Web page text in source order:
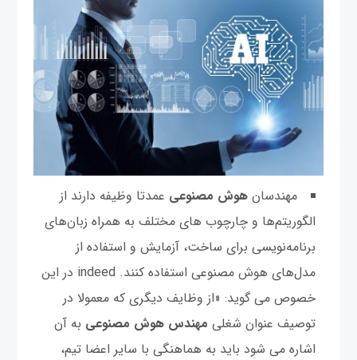
مهندسانهوش مصنوعی عمدتا وظیفه دارند از
الگوریتم‌ها و چارچوب های مختلف به همراه زبان‌های
برنامه‌نویسی برای ساخت، آزمایش و استفاده از
مدل‌های هوش مصنوعی استفاده کنند. indeed در این
خصوص می گوید: «از وظایف دیگری که معمولا در
توصیف عنوان شغلی مهندس هوش مصنوعی به آن
اشاره می شود باید به هماهنگی با سایر اعضا تیم،